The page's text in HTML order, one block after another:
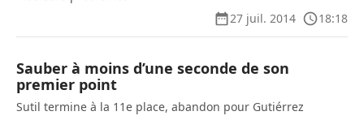
27 juil. 2014
18:18
Sauber à moins d’une seconde de son
premier point
Sutil termine à la 11e place, abandon pour Gutiérrez